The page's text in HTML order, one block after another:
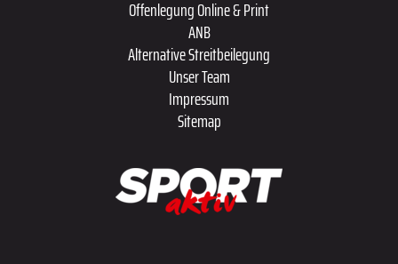
Offenlegung Online & Print
ANB
Alternative Streitbeilegung
Unser Team
Impressum
Sitemap